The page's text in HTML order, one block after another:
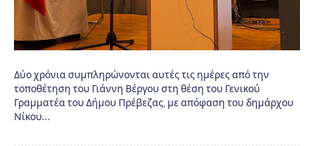
Δύο χρόνια συμπληρώνονται αυτές τις ημέρες από την
τοποθέτηση του Γιάννη Βέργου στη θέση του Γενικού
Γραμματέα του Δήμου Πρέβεζας, με απόφαση του δημάρχου
Νίκου…